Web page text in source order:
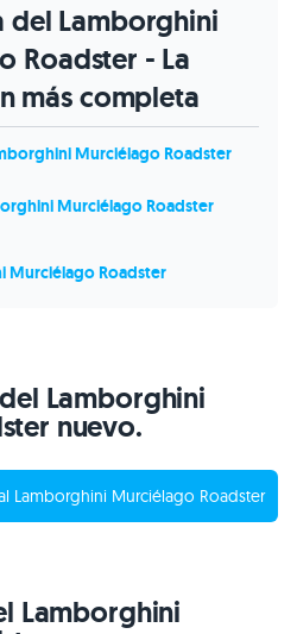
del Lamborghini
Roadster - La
más completa
Murciélago Roadster
Murciélago Roadster
Murciélago Roadster
Lamborghini
nuevo.
Lamborghini Murciélago Roadster
Lamborghini